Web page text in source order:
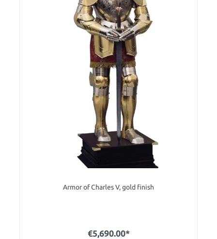
Armor of Charles V, gold finish
€5,690.00*